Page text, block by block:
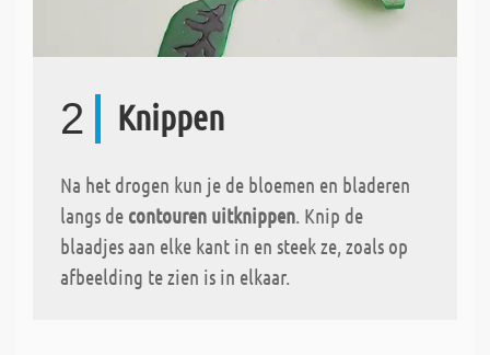
2 Knippen
Na het drogen kun je de bloemen en bladeren
langs de contouren uitknippen. Knip de
blaadjes aan elke kant in en steek ze, zoals op
afbeelding te zien is in elkaar.